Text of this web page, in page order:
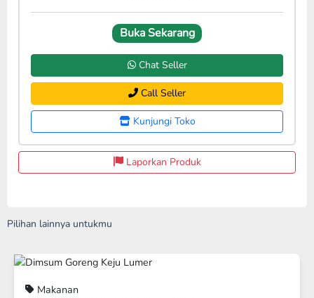
Buka Sekarang
Chat Seller
Call Seller
Kunjungi Toko
Laporkan Produk
Pilihan lainnya untukmu